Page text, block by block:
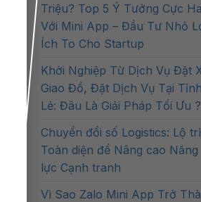
Triệu? Top 5 Ý Tưởng Cực
Với Mini App – Đầu Tư Nhỏ
Ích To Cho Startup
Khởi Nghiệp Từ Dịch Vụ Đặt
Giao Đồ, Đặt Dịch Vụ Tại Tỉnh
Lẻ: Đâu Là Giải Pháp Tối Ưu ?
Chuyển đổi số Logistics: Lộ
Toàn diện để Nâng cao Năng
lực Cạnh tranh
Vì Sao Zalo Mini App Trở